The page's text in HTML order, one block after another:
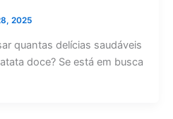
2025
quantas delícias saudáveis
doce? Se está em busca